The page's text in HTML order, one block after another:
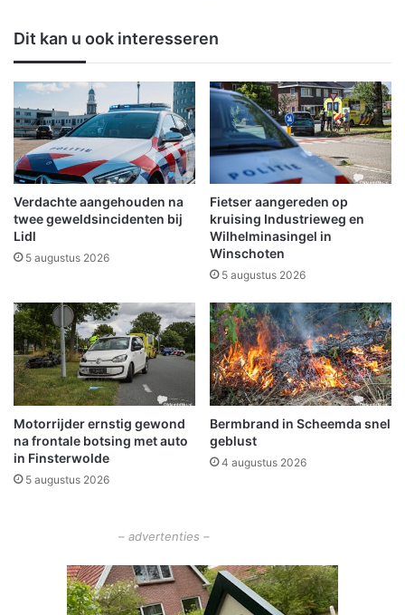
e
n
!
l
s
v
a
n
H
e
t
G
r
o
n
g
e
r
L
a
n
d
s
c
h
Dit kan u ook interesseren
Verdachte aangehouden na
twee geweldsincidenten bij
Lidl
5 augustus 2026
Fietser aangereden op
kruising Industrieweg en
Wilhelminasingel in
Winschoten
5 augustus 2026
Motorrijder ernstig gewond
na frontale botsing met auto
in Finsterwolde
5 augustus 2026
Bermbrand in Scheemda snel
geblust
4 augustus 2026
– advertenties –